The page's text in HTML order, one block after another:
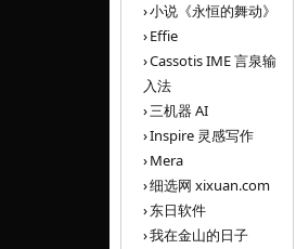
小说《永恒的舞动》
Effie
Cassotis IME 言泉输
入法
三机器 AI
Inspire 灵感写作
Mera
细选网 xixuan.com
东日软件
我在金山的日子